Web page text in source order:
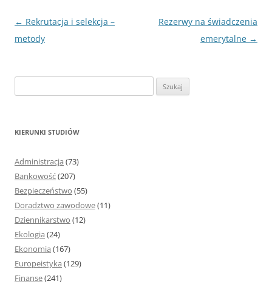
Nawigacja
wpisu
← Rekrutacja i selekcja –
metody
Rezerwy na świadczenia
emerytalne →
z
KIERUNKI STUDIÓW
Administracja (73)
Bankowość(207)
Bezpieczeństwo (55)
Doradztwo zawodowe(11)
Dziennikarstwo (12)
Ekologia (24)
Ekonomia (167)
Europeistyka (129)
Finanse(241)